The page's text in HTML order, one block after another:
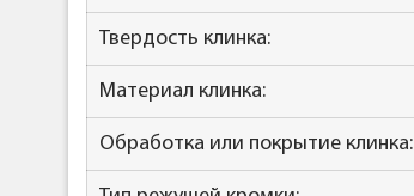
Твердость клинка:
Материал клинка:
Обработка или покрытие клинка: